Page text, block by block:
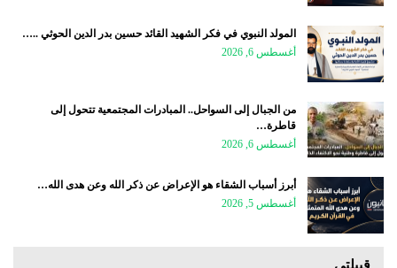
المولد النبوي في فكر الشهيد القائد حسين بدر الدين الحوثي ..…
أغسطس 6, 2026
من الجبال إلى السواحل.. المبادرات المجتمعية تتحول إلى
قاطرة…
أغسطس 6, 2026
أبرز أسباب الشقاء هو الإعراض عن ذكر الله وعن هدى الله…
أغسطس 5, 2026
قبيلتي